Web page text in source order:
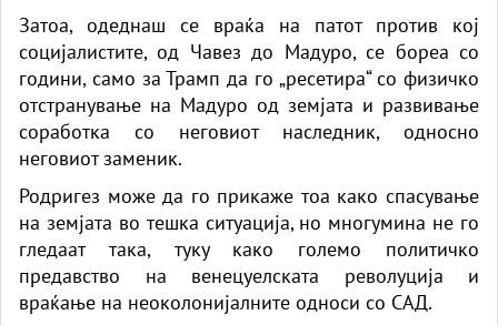
Затоа, одеднаш се враќа на патот против кој
социјалистите, од Чавез до Мадуро, се бореа со
години, само за Трамп да го „ресетира“ со физичко
отстранување на Мадуро од земјата и развивање
соработка со неговиот наследник, односно
неговиот заменик.
Родригез може да го прикаже тоа како спасување
на земјата во тешка ситуација, но многумина не го
гледаат така, туку како големо политичко
предавство на венецуелската револуција и
враќање на неоколонијалните односи со САД.